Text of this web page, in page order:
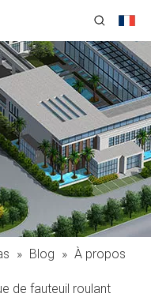
» Blog » À propos
de fauteuil roulant